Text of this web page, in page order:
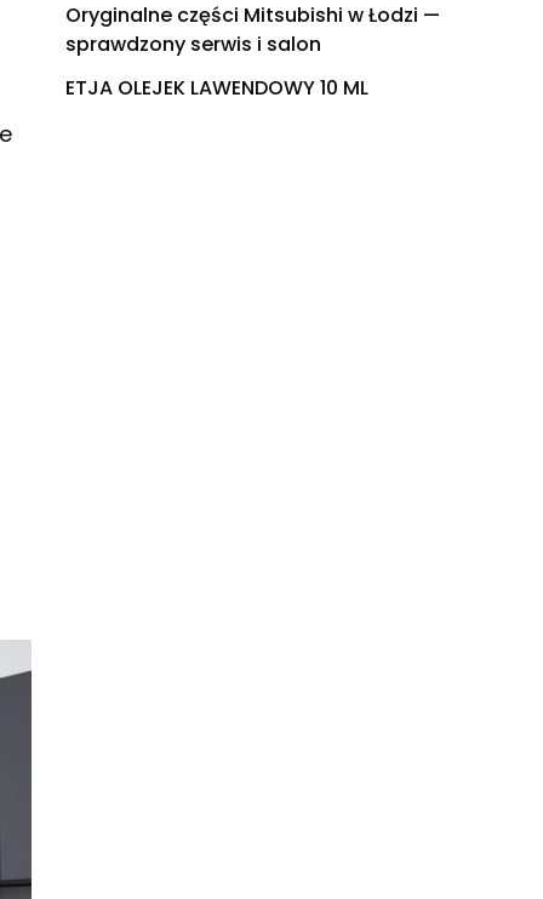
Oryginalne części Mitsubishi w Łodzi —
sprawdzony serwis i salon
ETJA OLEJEK LAWENDOWY 10 ML